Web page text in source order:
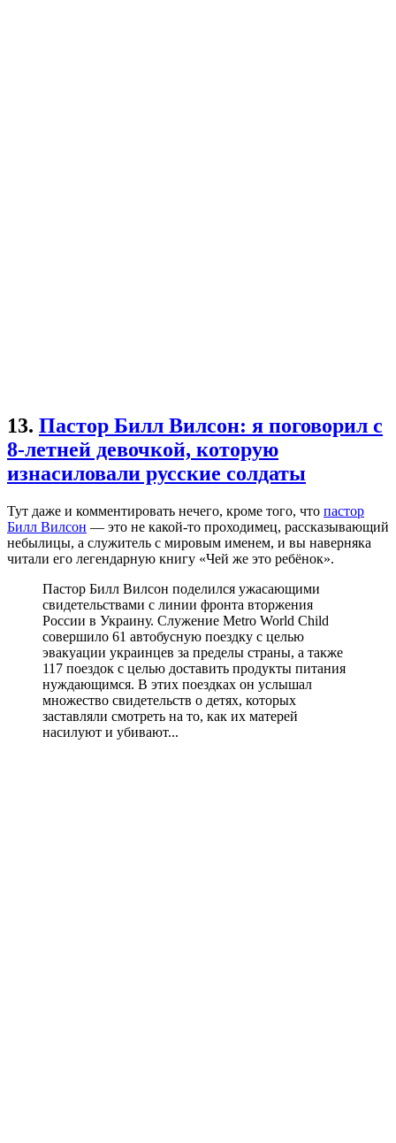
13. Пастор Билл Вилсон: я поговорил с
8-летней девочкой, которую
изнасиловали русские солдаты
Тут даже и комментировать нечего, кроме того, что пастор
Билл Вилсон — это не какой-то проходимец, рассказывающий
небылицы, а служитель с мировым именем, и вы наверняка
читали его легендарную книгу «Чей же это ребёнок».
Пастор Билл Вилсон поделился ужасающими
свидетельствами с линии фронта вторжения
России в Украину. Служение Metro World Child
совершило 61 автобусную поездку с целью
эвакуации украинцев за пределы страны, а также
117 поездок с целью доставить продукты питания
нуждающимся. В этих поездках он услышал
множество свидетельств о детях, которых
заставляли смотреть на то, как их матерей
насилуют и убивают...